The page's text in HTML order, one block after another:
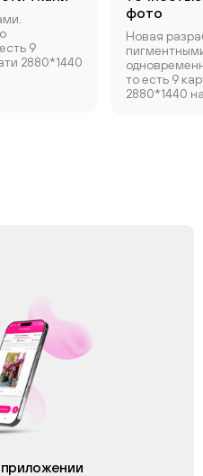
9
2880*1440
фото
Новая
то есть 9
2880*1440
приложении